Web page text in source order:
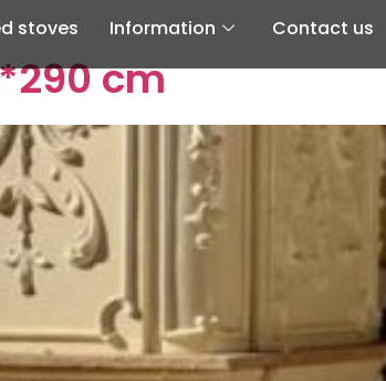
stoves Information Contact us
cm